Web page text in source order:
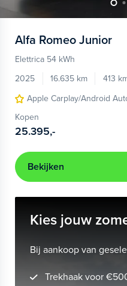
Alfa Romeo Junior
Elettrica 54 kWh
2025
16.635 km 413
Apple Carplay/Android
Kopen
25.395,-
Bekijken
Kies jouw
Bij aankoop van
Trekhaak voor